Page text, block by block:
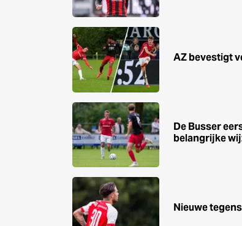
AZ bevestigt
De Busser
belangrijke
Nieuwe